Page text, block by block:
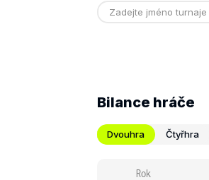
Bilance hráče
Dvouhra Čtyřhra
Rok